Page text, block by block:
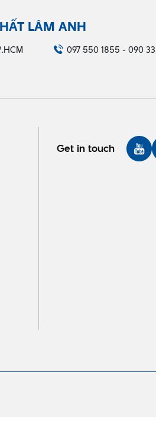
LÂM ANH
097 550 1855 - 090
Get in touch